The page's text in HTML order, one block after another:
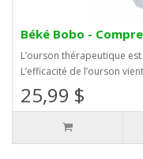
Béké Bobo -
L’ourson thérapeutique
L’efficacité de l’ourson
25,99 $